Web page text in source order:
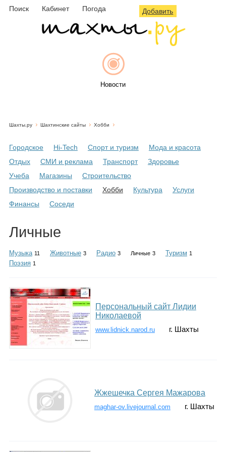
Поиск Кабинет Погода Добавить
Новости
Объявления
Шахты.ру Шахтинские сайты Хобби
Городское Hi-Tech Спорт и туризм
Мода и красота
Отдых
СМИ и реклама Транспорт
Здоровье
Учеба
Магазины
Строительство
Производство и поставки
Хобби Культура
Услуги
Финансы
Соседи
Личные
Музыка 11 Животные 3 Радио 3 Личные 3 Туризм 1
Поэзия 1
Персональный сайт Лидии
Николаевой
www.lidnick.narod.ru г. Шахты
Жжешечка Сергея Мажарова
maghar-ov.livejournal.com г. Шахты